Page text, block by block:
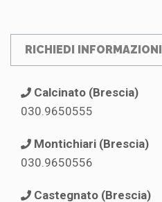
RICHIEDI INFORMAZIONI
Calcinato (Brescia)
030.9650555
Montichiari (Brescia)
030.9650556
Castegnato (Brescia)